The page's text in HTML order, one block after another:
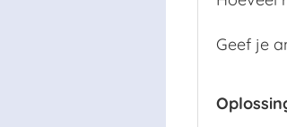
Geef je